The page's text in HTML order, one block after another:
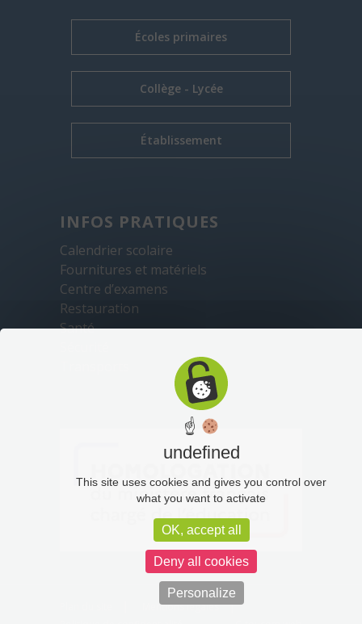
Écoles primaires
Collège - Lycée
Établissement
INFOS PRATIQUES
Calendrier scolaire
Fournitures et matériels
Centre d’examens
Restauration
Santé
Mentions légales
☝
undefined
This site uses cookies and gives you control over
what you want to activate
OK, accept all
Deny all cookies
Personalize